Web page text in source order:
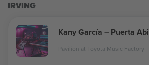
IRVING
Kany García – Puerta
Pavilion at Toyota Music Factory